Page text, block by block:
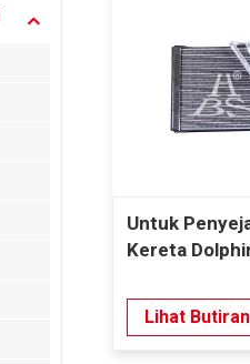
Untuk
Kereta
Lihat Butiran